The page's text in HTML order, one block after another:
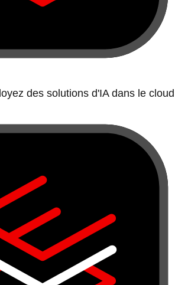
des solutions d'IA dans le cloud